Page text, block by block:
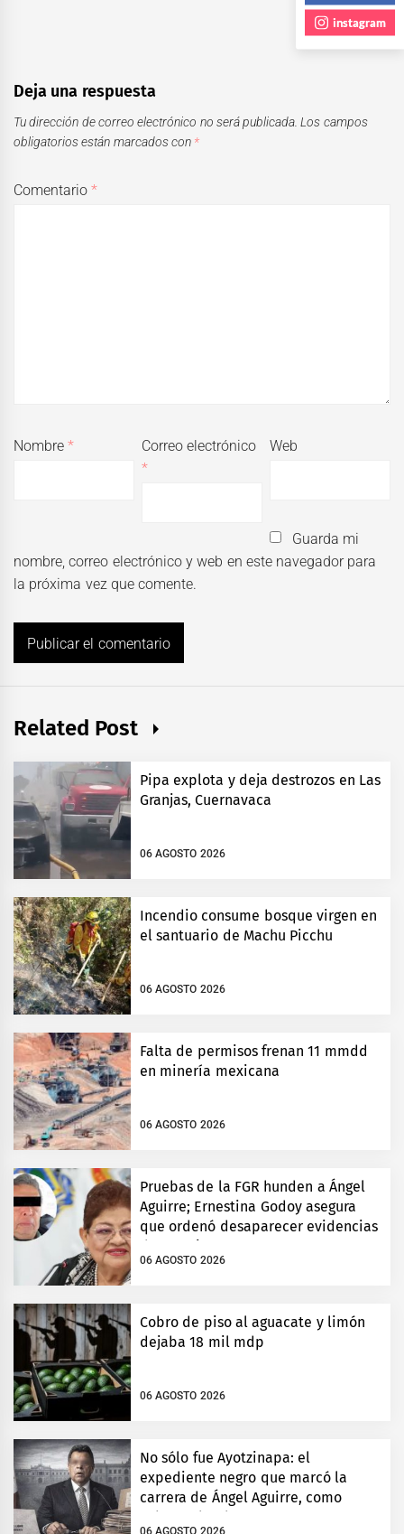
Deja una respuesta
Tu dirección de correo electrónico no será publicada. Los campos
obligatorios están marcados con *
Comentario*
Nombre*
Correo electrónico
*
Web
Guarda mi
nombre, correo electrónico y web en este navegador para
la próxima vez que comente.
Related Post
Pipa explota y deja destrozos en Las
Granjas, Cuernavaca
06 AGOSTO 2026
Incendio consume bosque virgen en
el santuario de Machu Picchu
06 AGOSTO 2026
Falta de permisos frenan 11 mmdd
en minería mexicana
06 AGOSTO 2026
Pruebas de la FGR hunden a Ángel
Aguirre; Ernestina Godoy asegura
que ordenó desaparecer evidencias
de Ayotzinapa
06 AGOSTO 2026
Cobro de piso al aguacate y limón
dejaba 18 mil mdp
06 AGOSTO 2026
No sólo fue Ayotzinapa: el
expediente negro que marcó la
carrera de Ángel Aguirre, como
gobernador de Guerrero
06 AGOSTO 2026
instagram